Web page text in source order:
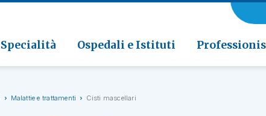
Specialità Ospedali e Istituti
Medicina
Clinica di Riabilitazione EOC, Novaggio
Patologia
Malattie e trattamenti Cisti mascellari